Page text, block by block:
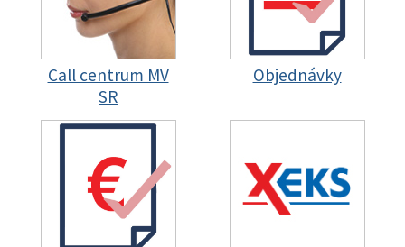
Call centrum MV
SR
Objednávky